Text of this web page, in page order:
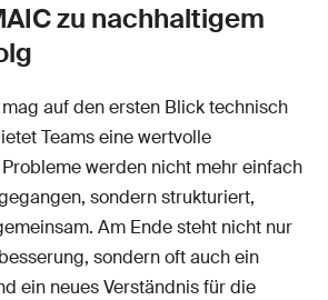
zu nachhaltigem
auf den ersten Blick technisch
Teams eine wertvolle
werden nicht mehr einfach
sondern strukturiert,
Am Ende steht nicht nur
sondern oft auch ein
ein neues Verständnis für die